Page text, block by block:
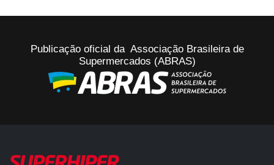
Publicação oficial da Associação Brasileira de
Supermercados (ABRAS)